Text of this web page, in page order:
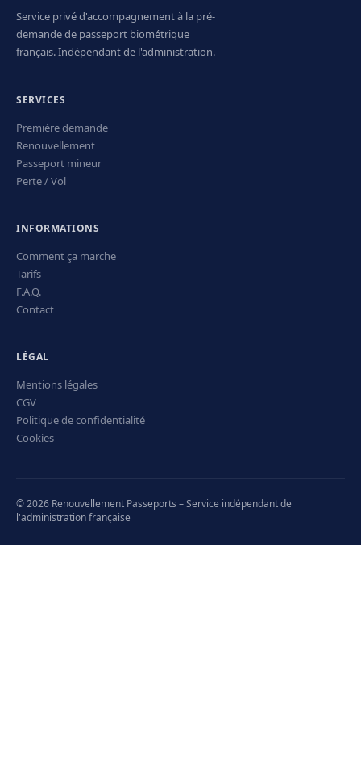
Service privé d'accompagnement à la pré-
demande de passeport biométrique
français. Indépendant de l'administration.
SERVICES
Première demande
Renouvellement
Passeport mineur
Perte / Vol
INFORMATIONS
Comment ça marche
Tarifs
F.A.Q.
Contact
LÉGAL
Mentions légales
CGV
Politique de confidentialité
Cookies
© 2026 Renouvellement Passeports – Service indépendant de
l'administration française